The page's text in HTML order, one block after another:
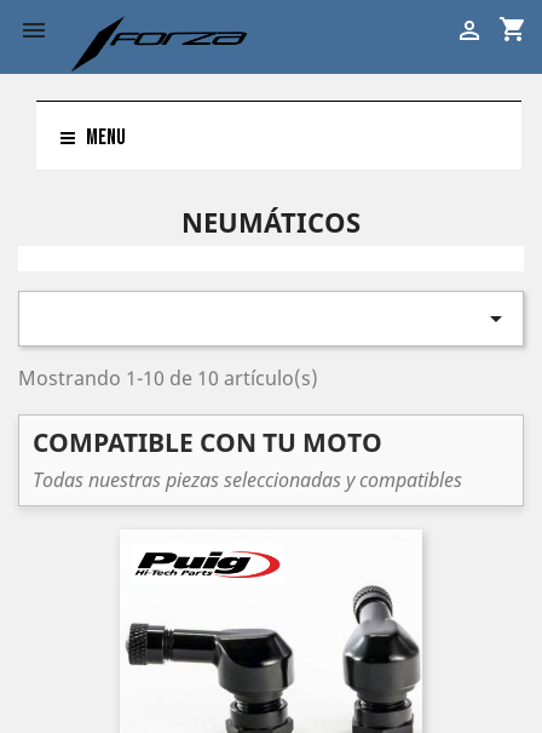
 shopping_cart

MENU
NEUMÁTICOS

Mostrando 1-10 de 10 artículo(s)
COMPATIBLE CON TU MOTO
Todas nuestras piezas seleccionadas y compatibles